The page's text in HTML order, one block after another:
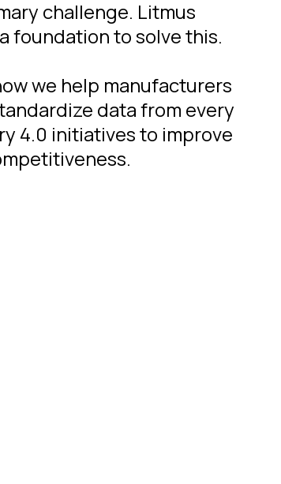
challenge. Litmus
foundation to solve this.
we help manufacturers
data from every
4.0 initiatives to improve